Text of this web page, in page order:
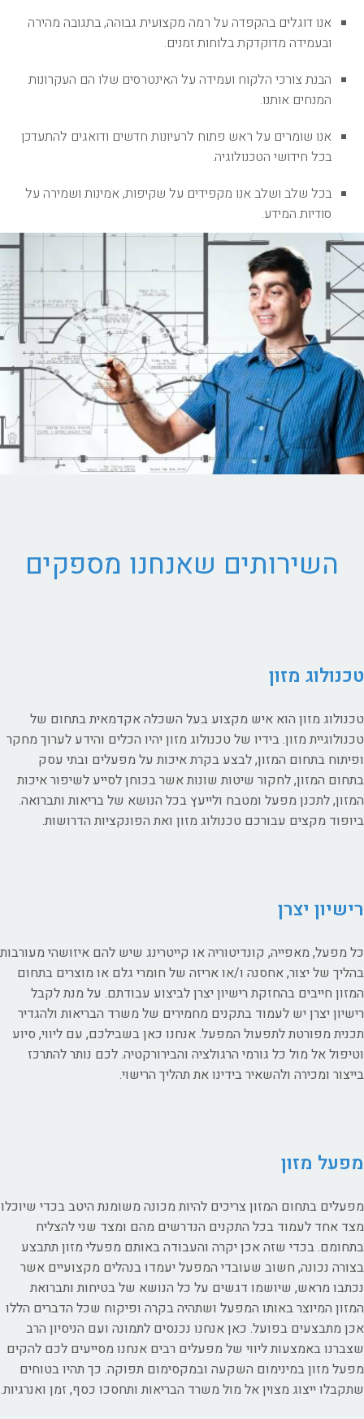
אנו דוגלים בהקפדה על רמה מקצועית גבוהה, בתגובה מהירה
ובעמידה מדוקדקת בלוחות זמנים.
הבנת צורכי הלקוח ועמידה על האינטרסים שלו הם העקרונות
המנחים אותנו.
אנו שומרים על ראש פתוח לרעיונות חדשים ודואגים להתעדכן
בכל חידושי הטכנולוגיה.
בכל שלב ושלב אנו מקפידים על שקיפות, אמינות ושמירה על
סודיות המידע.
השירותים שאנחנו מספקים
טכנולוג מזון
טכנולוג מזון הוא איש מקצוע בעל השכלה אקדמאית בתחום של
טכנולוגיית מזון. בידיו של טכנולוג מזון יהיו הכלים והידע לערוך מחקר
ופיתוח בתחום המזון, לבצע בקרת איכות על מפעלים ובתי עסק
בתחום המזון, לחקור שיטות שונות אשר בכוחן לסייע לשיפור איכות
המזון, לתכנן מפעל ומטבח ולייעץ בכל הנושא של בריאות ותברואה.
ביופוד מקצים עבורכם טכנולוג מזון ואת הפונקציות הדרושות.
רישיון יצרן
כל מפעל, מאפייה, קונדיטוריה או קייטרינג שיש להם איזושהי מעורבות
בהליך של יצור, אחסנה ו/או אריזה של חומרי גלם או מוצרים בתחום
המזון חייבים בהחזקת רישיון יצרן לביצוע עבודתם. על מנת לקבל
רישיון יצרן יש לעמוד בתקנים מחמירים של משרד הבריאות ולהגדיר
תכנית מפורטת לתפעול המפעל. אנחנו כאן בשבילכם, עם ליווי, סיוע
וטיפול אל מול כל גורמי הרגולציה והבירורקטיה. לכם נותר להתרכז
בייצור ומכירה ולהשאיר בידינו את תהליך הרישוי.
מפעל מזון
מפעלים בתחום המזון צריכים להיות מכונה משומנת היטב בכדי שיוכלו
מצד אחד לעמוד בכל התקנים הנדרשים מהם ומצד שני להצליח
בתחומם. בכדי שזה אכן יקרה והעבודה באותם מפעלי מזון תתבצע
בצורה נכונה, חשוב שעובדי המפעל יעמדו בנהלים מקצועיים אשר
נכתבו מראש, שיושמו דגשים על כל הנושא של בטיחות ותברואת
המזון המיוצר באותו המפעל ושתהיה בקרה ופיקוח שכל הדברים הללו
אכן מתבצעים בפועל. כאן אנחנו נכנסים לתמונה ועם הניסיון הרב
שצברנו באמצעות ליווי של מפעלים רבים אנחנו מסייעים לכם להקים
מפעל מזון במינימום השקעה ובמקסימום תפוקה. כך תהיו בטוחים
שתקבלו ייצוג מצוין אל מול משרד הבריאות ותחסכו כסף, זמן ואנרגיות.